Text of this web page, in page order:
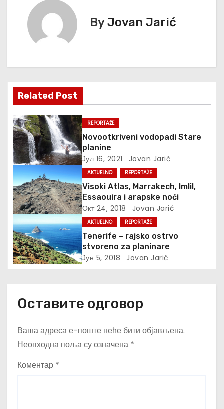
њ
е
ч
л
а
н
к
а
ByJovan Jarić
Related Post
REPORTAŽE
Novootkriveni vodopadi Stare
planine
Јул 16, 2021 Jovan Jarić
AKTUELNO REPORTAŽE
Visoki Atlas, Marrakech, Imlil,
Essaouira i arapske noći
Окт 24, 2018 Jovan Jarić
AKTUELNO REPORTAŽE
Tenerife – rajsko ostrvo
stvoreno za planinare
Јун 5, 2018 Jovan Jarić
Оставите одговор
Ваша адреса е-поште неће бити објављена.
Неопходна поља су означена *
Коментар *